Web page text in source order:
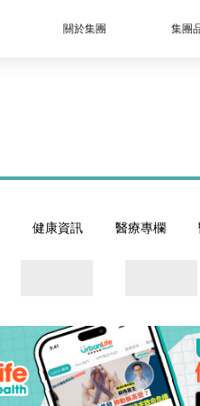
關於集團 集團
健康資訊 醫療專欄